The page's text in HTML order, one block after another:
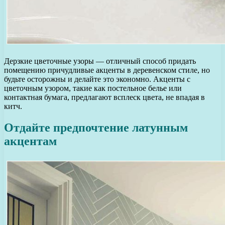
Дерзкие цветочные узоры — отличный способ придать
помещению причудливые акценты в деревенском стиле, но
будьте осторожны и делайте это экономно. Акценты с
цветочным узором, такие как постельное белье или
контактная бумага, предлагают всплеск цвета, не впадая в
китч.
Отдайте предпочтение латунным
акцентам